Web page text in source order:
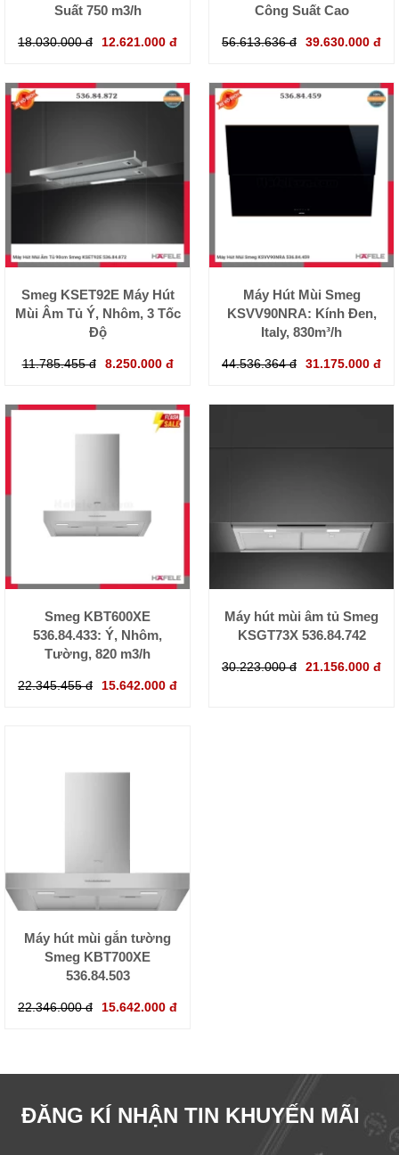
Suất 750 m3/h
18.030.000 đ 12.621.000 đ
Công Suất Cao
56.613.636 đ 39.630.000 đ
Smeg KSET92E Máy Hút
Mùi Âm Tủ Ý, Nhôm, 3 Tốc
Độ
11.785.455 đ 8.250.000 đ
Máy Hút Mùi Smeg
KSVV90NRA: Kính Đen,
Italy, 830m³/h
44.536.364 đ 31.175.000 đ
Smeg KBT600XE
536.84.433: Ý, Nhôm,
Tường, 820 m3/h
22.345.455 đ 15.642.000 đ
Máy hút mùi âm tủ Smeg
KSGT73X 536.84.742
30.223.000 đ 21.156.000 đ
Máy hút mùi gắn tường
Smeg KBT700XE
536.84.503
22.346.000 đ 15.642.000 đ
ĐĂNG KÍ NHẬN TIN KHUYẾN MÃI